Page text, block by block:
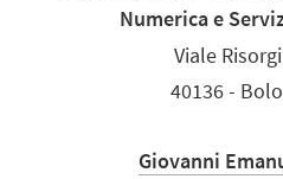
Numerica e
Viale
40136 -
Giovanni